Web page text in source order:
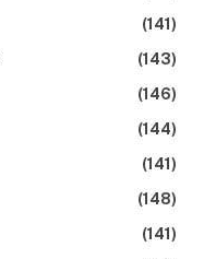
(141)
(143)
(146)
(144)
(141)
(148)
(141)